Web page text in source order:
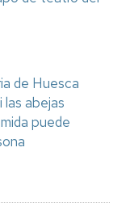
de Huesca
las abejas
puede